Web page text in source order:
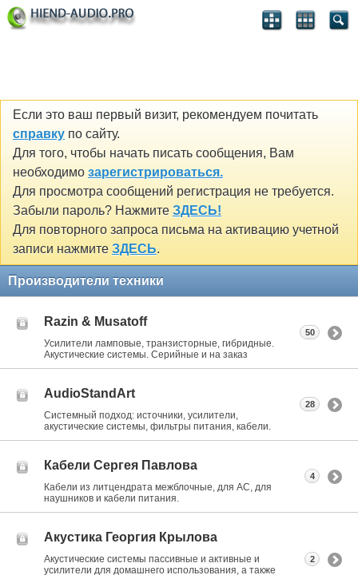
Если это ваш первый визит, рекомендуем почитать
справку по сайту.
Для того, чтобы начать писать сообщения, Вам
необходимо зарегистрироваться.
Для просмотра сообщений регистрация не требуется.
Забыли пароль? Нажмите ЗДЕСЬ!
Для повторного запроса письма на активацию учетной
записи нажмите ЗДЕСЬ.
Производители техники
Razin & Musatoff
Усилители ламповые, транзисторные, гибридные.
Акустические системы. Серийные и на заказ
50
AudioStandArt
Системный подход: источники, усилители,
акустические системы, фильтры питания, кабели.
28
Кабели Сергея Павлова
Кабели из литцендрата межблочные, для АС, для
наушников и кабели питания.
4
Акустика Георгия Крылова
Акустические системы пассивные и активные и
усилители для домашнего использования, а также
2